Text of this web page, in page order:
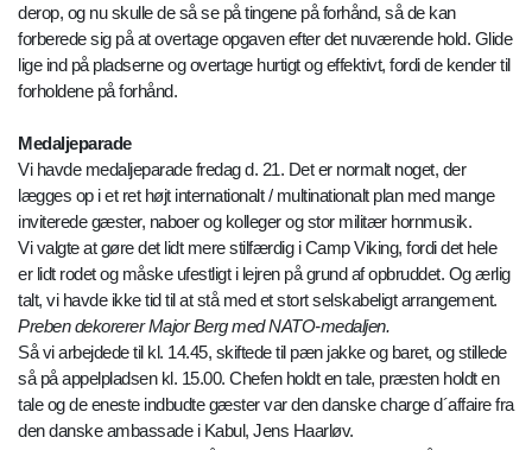
derop, og nu skulle de så se på tingene på forhånd, så de kan
forberede sig på at overtage opgaven efter det nuværende hold. Glide
lige ind på pladserne og overtage hurtigt og effektivt, fordi de kender til
forholdene på forhånd.
Medaljeparade
Vi havde medaljeparade fredag d. 21. Det er normalt noget, der
lægges op i et ret højt internationalt / multinationalt plan med mange
inviterede gæster, naboer og kolleger og stor militær hornmusik.
Vi valgte at gøre det lidt mere stilfærdig i Camp Viking, fordi det hele
er lidt rodet og måske ufestligt i lejren på grund af opbruddet. Og ærlig
talt, vi havde ikke tid til at stå med et stort selskabeligt arrangement.
Preben dekorerer Major Berg med NATO-medaljen.
Så vi arbejdede til kl. 14.45, skiftede til pæn jakke og baret, og stillede
så på appelpladsen kl. 15.00. Chefen holdt en tale, præsten holdt en
tale og de eneste indbudte gæster var den danske charge d´affaire fra
den danske ambassade i Kabul, Jens Haarløv.